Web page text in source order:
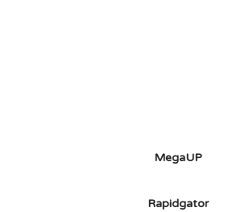
MegaUP
Rapidgator